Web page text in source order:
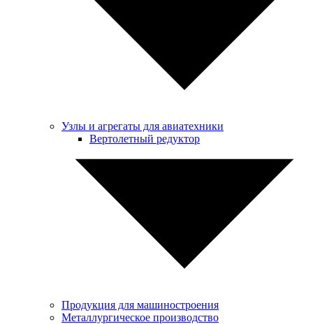
Узлы и агрегаты для авиатехники
Вертолетный редуктор
Продукция для машиностроения
Металлургическое производство